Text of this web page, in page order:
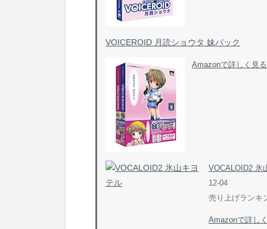
VOICEROID 月読ショウタ 妹パック
Amazonで詳しく見る
VOCALOID2 氷
12-04
売り上げランキ
Amazonで詳し